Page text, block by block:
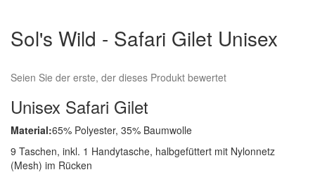
der
Bildergalerie
Sol's Wild - Safari Gilet Unisex
Seien Sie der erste, der dieses Produkt bewertet
Unisex Safari Gilet
Material:65% Polyester, 35% Baumwolle
9 Taschen, inkl. 1 Handytasche, halbgefüttert mit Nylonnetz
(Mesh) im Rücken